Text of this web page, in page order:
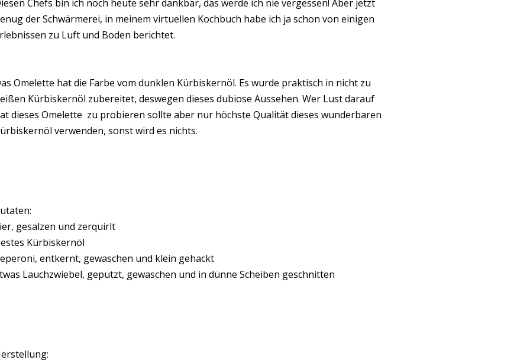
Chefs bin ich noch heute sehr dankbar, das werde ich nie vergessen! Aber jetzt
der Schwärmerei, in meinem virtuellen Kochbuch habe ich ja schon von einigen
zu Luft und Boden berichtet.
Omelette hat die Farbe vom dunklen Kürbiskernöl. Es wurde praktisch in nicht zu
Kürbiskernöl zubereitet, deswegen dieses dubiose Aussehen. Wer Lust darauf
dieses Omelette zu probieren sollte aber nur höchste Qualität dieses wunderbaren
verwenden, sonst wird es nichts.
gesalzen und zerquirlt
Kürbiskernöl
entkernt, gewaschen und klein gehackt
Lauchzwiebel, geputzt, gewaschen und in dünne Scheiben geschnitten